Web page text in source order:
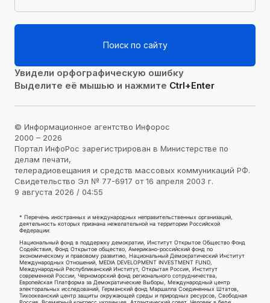
Поиск по сайту
Увидели орфографическую ошибку
Выделите её мышью и нажмите Ctrl+Enter
© Информационное агентство Инфорос
2000 – 2026
Портал ИнфоРос зарегистрирован в Министерстве по
делам печати,
телерадиовещания и средств массовых коммуникаций РФ.
Свидетельство Эл № 77-6917 от 16 апреля 2003 г.
9 августа 2026 / 04:55